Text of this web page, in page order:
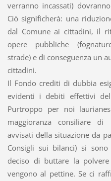
verranno incassati)
Ciò significherà: una
dal Comune ai cittadini, il
opere pubbliche
strade) e di conseguenza un
cittadini.
Il Fondo crediti di dubbia
evidenti i debiti effettivi
Purtroppo per noi
maggioranza consiliare
avvisati della situazione da
Consigli sui bilanci) si
deciso di buttare la
vengono al pettine. Se ci